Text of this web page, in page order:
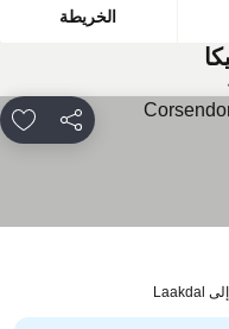
الخريطة
مشاركة
الأسعار